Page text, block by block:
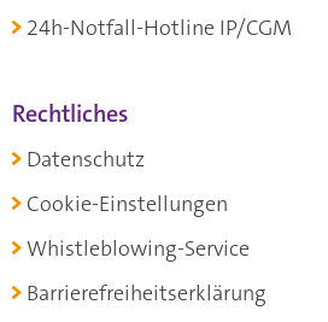
24h-Notfall-Hotline IP/CGM
Rechtliches
Datenschutz
Cookie-Einstellungen
Whistleblowing-Service
Barrierefreiheitserklärung